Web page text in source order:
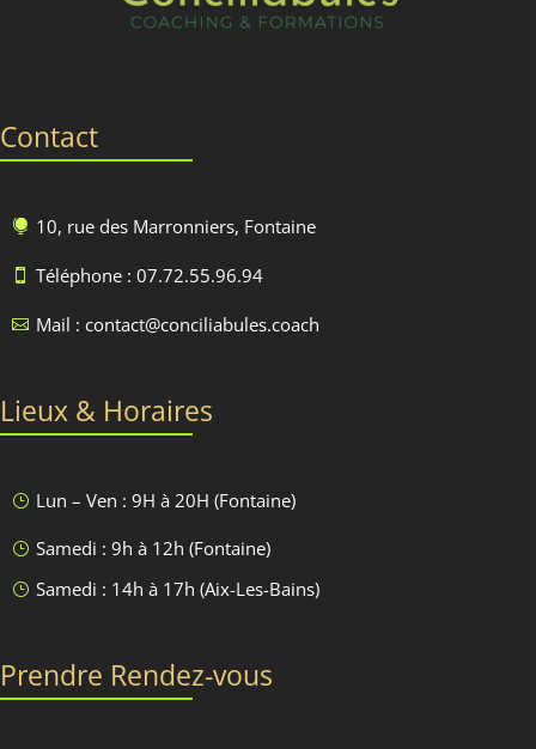
Contact
 10, rue des Marronniers, Fontaine
 Téléphone : 07.72.55.96.94
 Mail : contact@conciliabules.coach
Lieux & Horaires
} Lun – Ven : 9H à 20H (Fontaine)
} Samedi : 9h à 12h (Fontaine)
} Samedi : 14h à 17h (Aix-Les-Bains)
Prendre Rendez-vous